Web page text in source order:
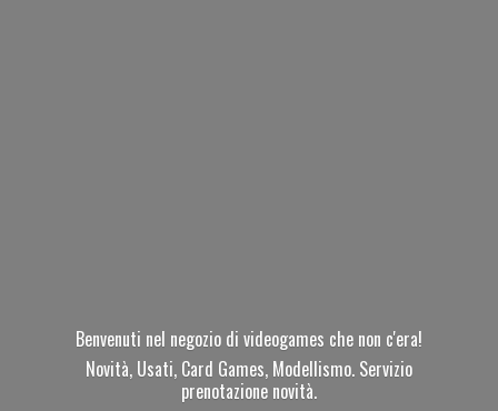
Benvenuti nel negozio di videogames che non c'era!
Novità, Usati, Card Games, Modellismo. Servizio
prenotazione novità.